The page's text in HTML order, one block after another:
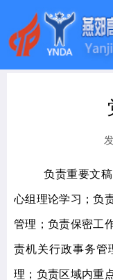
负责重要文
心组理论学习；负
管理；负责保密工
责机关行政事务管
理；负责区域内重